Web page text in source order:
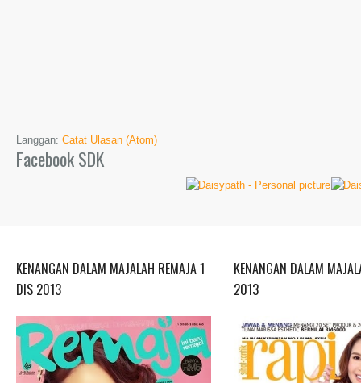
Langgan: Catat Ulasan (Atom)
Facebook SDK
KENANGAN DALAM MAJALAH REMAJA 1
DIS 2013
KENANGAN DALAM
2013